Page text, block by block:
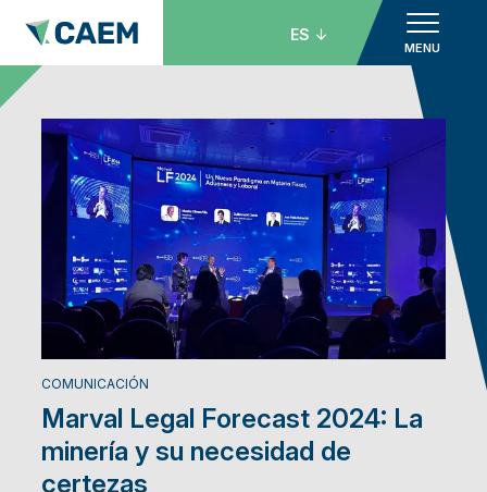
MENU
ES
COMUNICACIÓN
Marval Legal Forecast 2024: La
minería y su necesidad de
certezas